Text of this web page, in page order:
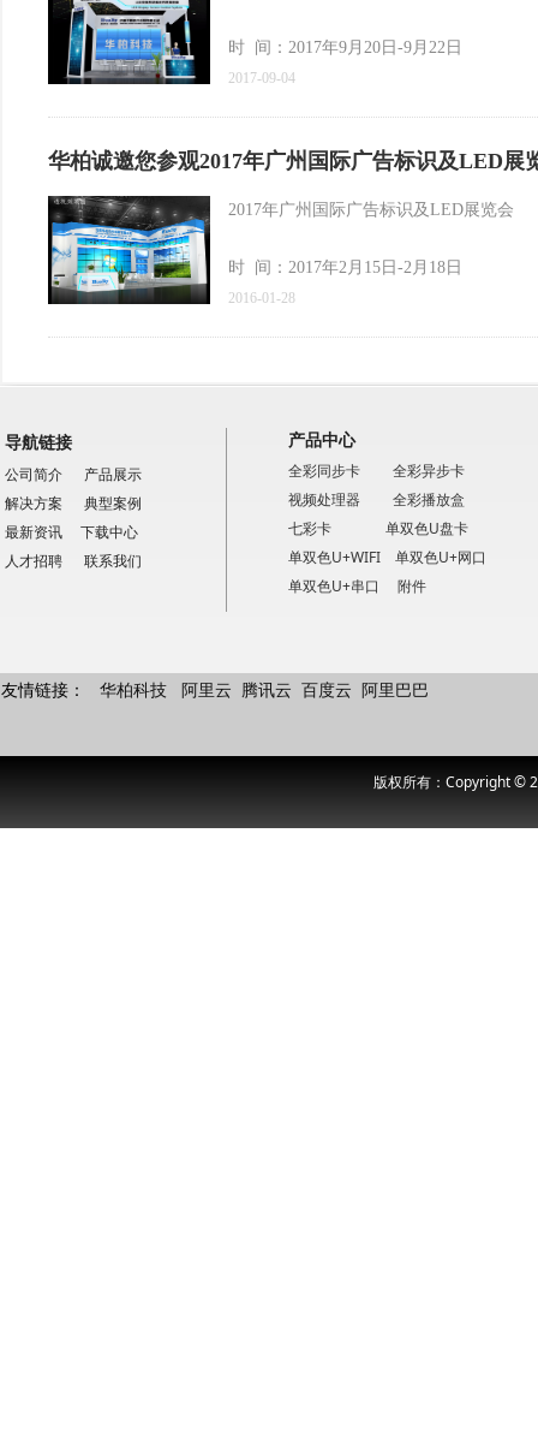
时 间：2017年9月20日-9月22日
地 址：上海市浦东新区龙阳路2345号
展位号：E1-B41精品展位
2017-09-04
华柏诚邀您参观2017年广州国际广告标识及LED展
2017年广州国际广告标识及LED展览会
时 间：2017年2月15日-2月18日
地 址：广东省广州市海珠区阅江中路382
展位号：B区9.2馆C42精品展位
2016年 2月15日 09:00-17:30
2016年 2月16日 09:00-17:30
2016年 2月18日 09:00-12:00
2016-01-28
产品中心
全彩同步卡
全彩异步卡
视频处理器
全彩播放盒
七彩卡
单双色U盘卡
单双色U+WIFI
单双色U+网口
单双色U+串口
附件
导航链接
公司简介
产品展示
解决方案
典型案例
最新资讯
下载中心
人才招聘
联系我们
友情链接： 华柏科技 阿里云 腾讯云 百度云 阿里巴巴
版权所有：Copyright ©